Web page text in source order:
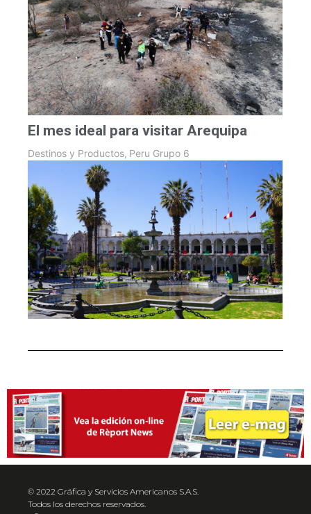
El mes ideal para visitar Arequipa
Destinos y Productos, Peru Grupo 6
© 2022 Gráfica y Servicios Americanos S.A.S.
Todos los derechos reservados.